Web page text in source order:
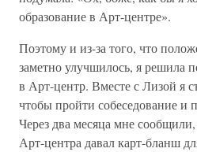
образование в Арт-центре».
Поэтому и из-за того, что
заметно улучшилось, я решила
в Арт-центр. Вместе с Лизой я
чтобы пройти собеседование и
Через два месяца мне
Арт-центра давал карт-бланш